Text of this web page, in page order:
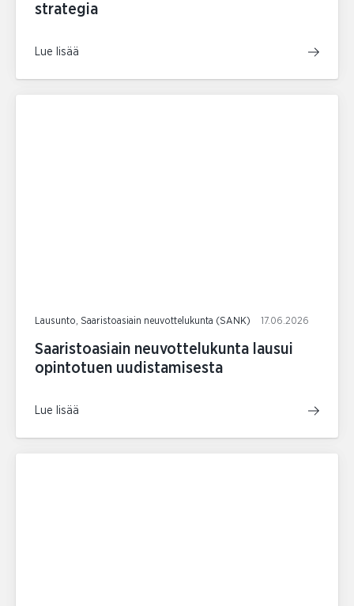
strategia
Lue lisää
Lausunto, Saaristoasiain neuvottelukunta (SANK) 17.06.2026
Saaristoasiain neuvottelukunta lausui
opintotuen uudistamisesta
Lue lisää